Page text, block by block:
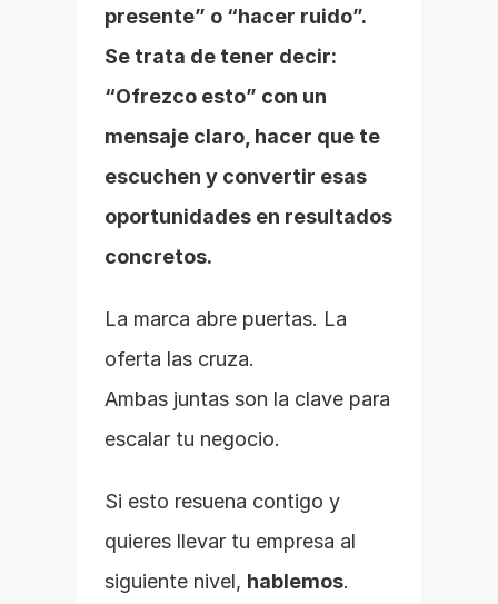
presente” o “hacer ruido”.
Se trata de tener decir:
“Ofrezco esto” con un
mensaje claro, hacer que te
escuchen y convertir esas
oportunidades en resultados
concretos.
La marca abre puertas. La
oferta las cruza.
Ambas juntas son la clave para
escalar tu negocio.
Si esto resuena contigo y
quieres llevar tu empresa al
siguiente nivel, hablemos.